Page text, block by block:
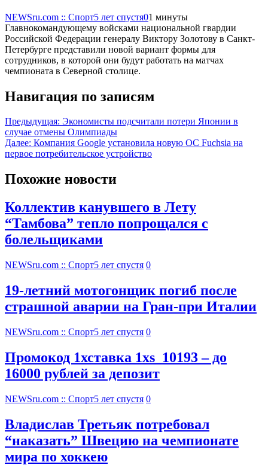
NEWSru.com :: Спорт5 лет спустя01 минуты
Главнокомандующему войсками национальной гвардии
Российской Федерации генералу Виктору Золотову в Санкт-
Петербурге представили новой вариант формы для
сотрудников, в которой они будут работать на матчах
чемпионата в Северной столице.
Навигация по записям
Предыдущая: Экономисты подсчитали потери Японии в
случае отмены Олимпиады
Далее: Компания Google установила новую OC Fuchsia на
первое потребительское устройство
Похожие новости
Коллектив канувшего в Лету
“Тамбова” тепло попрощался с
болельщиками
NEWSru.com :: Спорт5 лет спустя 0
19-летний мотогонщик погиб после
страшной аварии на Гран-при Италии
NEWSru.com :: Спорт5 лет спустя 0
Промокод 1хставка 1xs_10193 – до
16000 рублей за депозит
NEWSru.com :: Спорт5 лет спустя 0
Владислав Третьяк потребовал
“наказать” Швецию на чемпионате
мира по хоккею